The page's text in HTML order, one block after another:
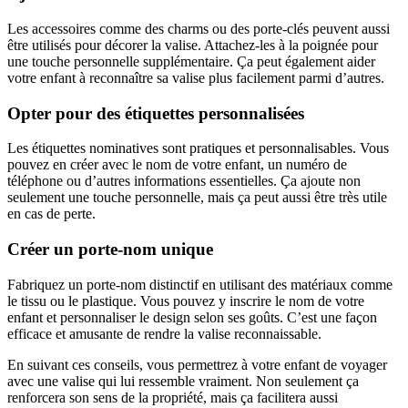
Les accessoires comme des charms ou des porte-clés peuvent aussi
être utilisés pour décorer la valise. Attachez-les à la poignée pour
une touche personnelle supplémentaire. Ça peut également aider
votre enfant à reconnaître sa valise plus facilement parmi d’autres.
Opter pour des étiquettes personnalisées
Les étiquettes nominatives sont pratiques et personnalisables. Vous
pouvez en créer avec le nom de votre enfant, un numéro de
téléphone ou d’autres informations essentielles. Ça ajoute non
seulement une touche personnelle, mais ça peut aussi être très utile
en cas de perte.
Créer un porte-nom unique
Fabriquez un porte-nom distinctif en utilisant des matériaux comme
le tissu ou le plastique. Vous pouvez y inscrire le nom de votre
enfant et personnaliser le design selon ses goûts. C’est une façon
efficace et amusante de rendre la valise reconnaissable.
En suivant ces conseils, vous permettrez à votre enfant de voyager
avec une valise qui lui ressemble vraiment. Non seulement ça
renforcera son sens de la propriété, mais ça facilitera aussi